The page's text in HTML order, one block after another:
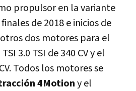
propulsor en la variante
de 2018 e inicios de
dos motores para el
3.0 TSI de 340 CV y el
Todos los motores se
4Motiony el